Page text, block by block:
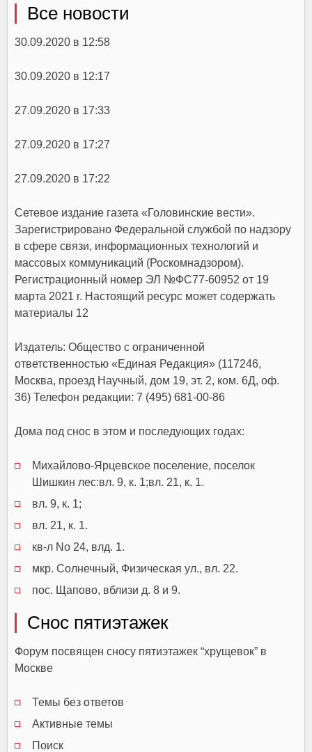
Все новости
30.09.2020 в 12:58
30.09.2020 в 12:17
27.09.2020 в 17:33
27.09.2020 в 17:27
27.09.2020 в 17:22
Сетевое издание газета «Головинские вести».
Зарегистрировано Федеральной службой по надзору
в сфере связи, информационных технологий и
массовых коммуникаций (Роскомнадзором).
Регистрационный номер ЭЛ №ФС77-60952 от 19
марта 2021 г. Настоящий ресурс может содержать
материалы 12
Издатель: Общество с ограниченной
ответственностью «Единая Редакция» (117246,
Москва, проезд Научный, дом 19, эт. 2, ком. 6Д, оф.
36) Телефон редакции: 7 (495) 681-00-86
Дома под снос в этом и последующих годах:
Михайлово-Ярцевское поселение, поселок
Шишкин лес:вл. 9, к. 1;вл. 21, к. 1.
вл. 9, к. 1;
вл. 21, к. 1.
кв-л No 24, влд. 1.
мкр. Солнечный, Физическая ул., вл. 22.
пос. Щапово, вблизи д. 8 и 9.
Снос пятиэтажек
Форум посвящен сносу пятиэтажек “хрущевок” в
Москве
Темы без ответов
Активные темы
Поиск